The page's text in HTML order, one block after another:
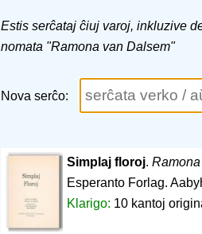
Estis serĉataj ĉiuj varoj, inkluzive
nomata "Ramona van Dalsem"
Nova serĉo:
Simplaj floroj.
Esperanto Forlag.
Klarigo: 10 kantoj